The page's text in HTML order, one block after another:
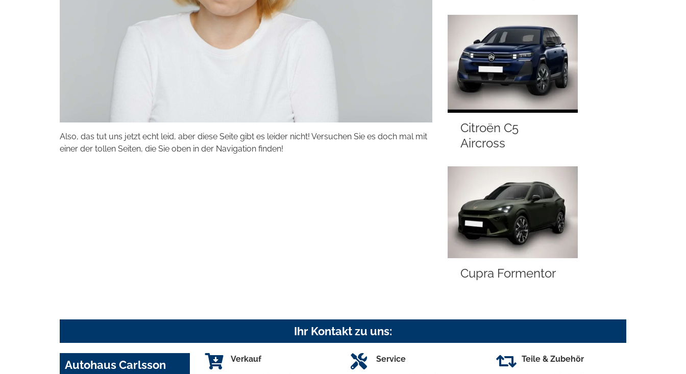
Also, das tut uns jetzt echt leid, aber diese Seite gibt es leider nicht! Versuchen Sie es doch mal mit
einer der tollen Seiten, die Sie oben in der Navigation finden!
Citroën C5
Aircross
Cupra Formentor
Ihr Kontakt zu uns:
Autohaus Carlsson Verkauf Service Teile & Zubehör